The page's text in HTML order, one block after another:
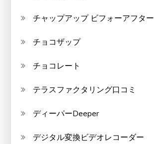
チャップアップ ビフォーアフター
チョコザップ
チョコレート
テラスファクタリング口コミ
ディーパーDeeper
デジタル変換ビデオレコーダー